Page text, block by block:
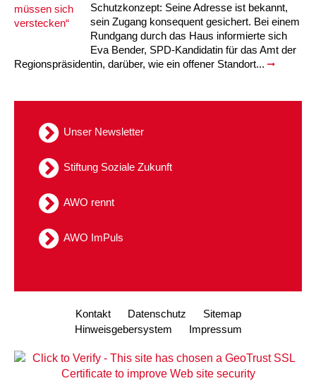
Schutzkonzept: Seine Adresse ist bekannt,
sein Zugang konsequent gesichert. Bei einem
Rundgang durch das Haus informierte sich
Eva Bender, SPD-Kandidatin für das Amt der
Regionspräsidentin, darüber, wie ein offener Standort...
Unser Newsletter
Stiftung Soziale Zukunft
AWO rennt
AWO ImPuls
Kontakt Datenschutz
Sitemap
Hinweisgebersystem
Impressum